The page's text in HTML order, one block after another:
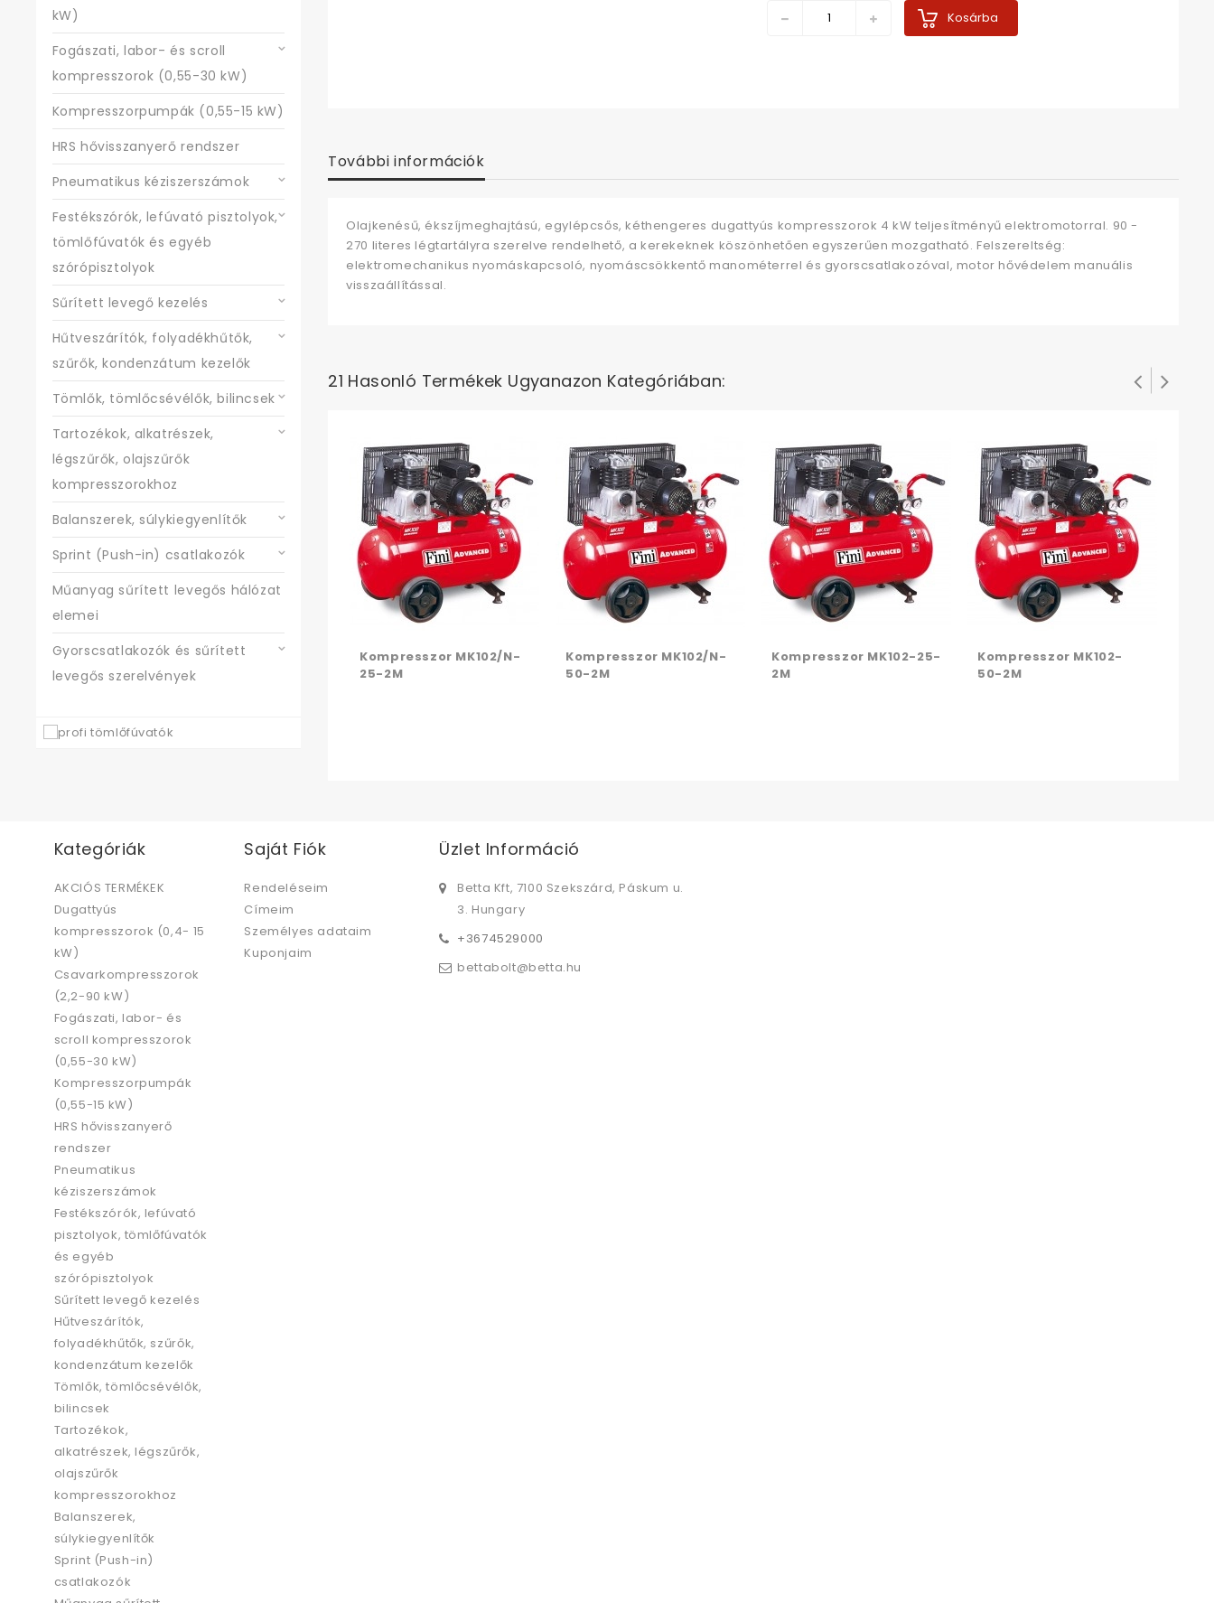
kW)
Fogászati, labor- és scroll
kompresszorok (0,55-30 kW)
Kompresszorpumpák (0,55-15 kW)
HRS hővisszanyerő rendszer
Pneumatikus kéziszerszámok
Festékszórók, lefúvató pisztolyok,
tömlőfúvatók és egyéb
szórópisztolyok
Sűrített levegő kezelés
Hűtveszárítók, folyadékhűtők,
szűrők, kondenzátum kezelők
Tömlők, tömlőcsévélők, bilincsek
Tartozékok, alkatrészek,
légszűrők, olajszűrők
kompresszorokhoz
Balanszerek, súlykiegyenlítők
Sprint (Push-in) csatlakozók
Műanyag sűrített levegős hálózat
elemei
Gyorscsatlakozók és sűrített
levegős szerelvények
Kosárba
További információk
Olajkenésű, ékszíjmeghajtású, egylépcsős, kéthengeres dugattyús kompresszorok 4 kW teljesítményű elektromotorral. 90 -
270 literes légtartályra szerelve rendelhető, a kerekeknek köszönhetően egyszerűen mozgatható. Felszereltség:
elektromechanikus nyomáskapcsoló, nyomáscsökkentő manométerrel és gyorscsatlakozóval, motor hővédelem manuális
visszaállítással.
21 Hasonló Termékek Ugyanazon Kategóriában:
Kompresszor MK102/N-
25-2M
Kompresszor MK102/N-
50-2M
Kompresszor MK102-25-
2M
Kompresszor MK102-
50-2M
Kategóriák
AKCIÓS TERMÉKEK
Dugattyús
kompresszorok (0,4- 15
kW)
Csavarkompresszorok
(2,2-90 kW)
Fogászati, labor- és
scroll kompresszorok
(0,55-30 kW)
Kompresszorpumpák
(0,55-15 kW)
HRS hővisszanyerő
rendszer
Pneumatikus
kéziszerszámok
Festékszórók, lefúvató
pisztolyok, tömlőfúvatók
és egyéb
szórópisztolyok
Sűrített levegő kezelés
Hűtveszárítók,
folyadékhűtők, szűrők,
kondenzátum kezelők
Tömlők, tömlőcsévélők,
bilincsek
Tartozékok,
alkatrészek, légszűrők,
olajszűrők
kompresszorokhoz
Balanszerek,
súlykiegyenlítők
Sprint (Push-in)
csatlakozók
Saját Fiók
Rendeléseim
Címeim
Személyes adataim
Kuponjaim
Üzlet Információ
Betta Kft, 7100 Szekszárd, Páskum u.
3. Hungary
+3674529000
bettabolt@betta.hu